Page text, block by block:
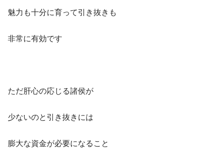
魅力も十分に育って引き抜きも
非常に有効です
ただ肝心の応じる諸侯が
少ないのと引き抜きには
膨大な資金が必要になること